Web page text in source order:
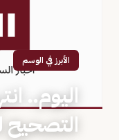
الأبرز في الوسم
اليوم..
التصحيح